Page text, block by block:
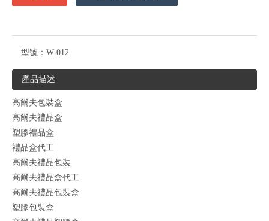
型號： W-012
產品描述
高爾夫包裝盒
高爾夫禮品盒
塑膠禮品盒
禮品盒代工
高爾夫禮品包裝
高爾夫禮品盒代工
高爾夫禮品包裝盒
塑膠包裝盒